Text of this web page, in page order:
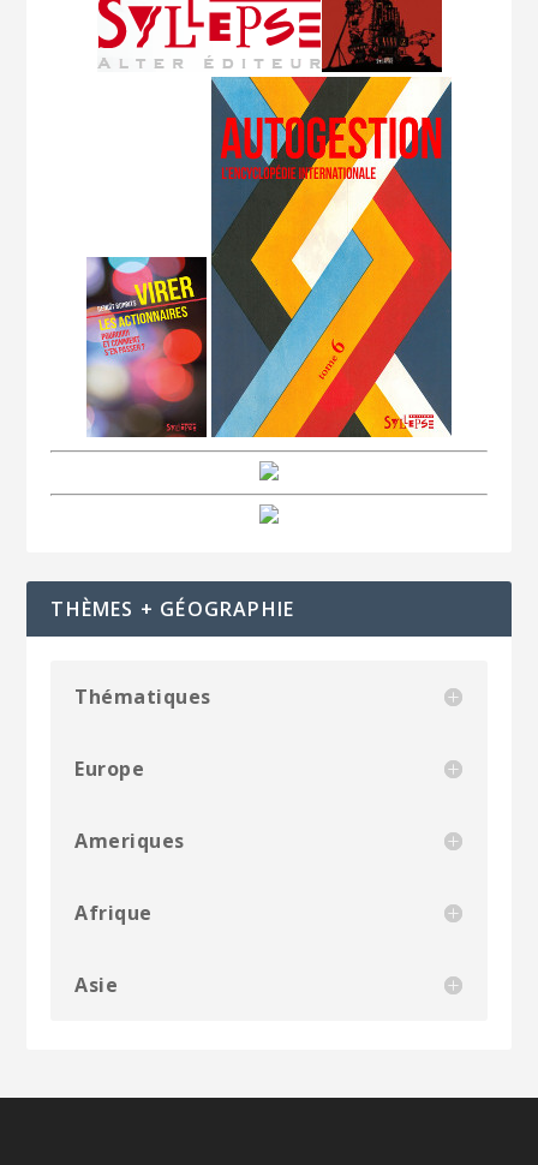
THÈMES + GÉOGRAPHIE
Thématiques
Europe
Ameriques
Afrique
Asie